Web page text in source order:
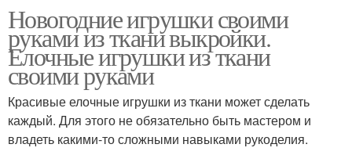
Новогодние игрушки своими
руками из ткани выкройки.
Елочные игрушки из ткани
своими руками
Красивые елочные игрушки из ткани может сделать
каждый. Для этого не обязательно быть мастером и
владеть какими-то сложными навыками рукоделия.